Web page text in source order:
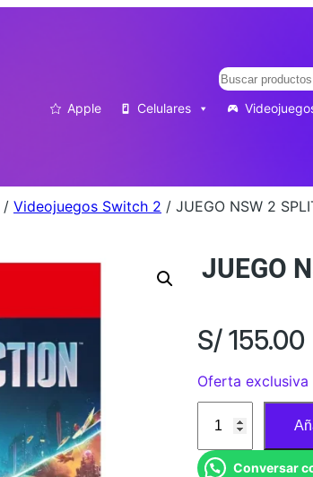
Buscar
Apple Celulares
/ Videojuegos Switch 2 / JUEGO NSW 2
JUEGO
S/155.00
Oferta exclusiva
E
Conversar